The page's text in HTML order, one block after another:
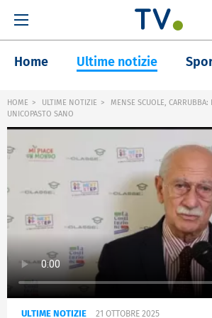
Home Ultime notizie
HOME ULTIME NOTIZIE
MENSE SCUOLE,
UNICOPASTO SANO
ULTIME NOTIZIE 21 OTTOBRE 2025